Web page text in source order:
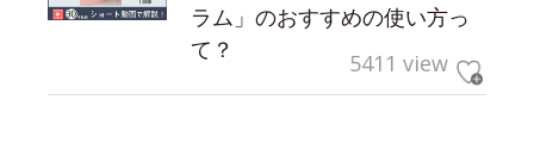
ラム」のおすすめの使い方っ
て？
5411 view